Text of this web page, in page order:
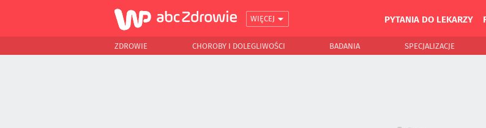
WIĘCEJ PYTANIA DO LEKARZY
ZDROWIE CHOROBY I DOLEGLIWOŚCI BADANIA SPECJALIZACJE